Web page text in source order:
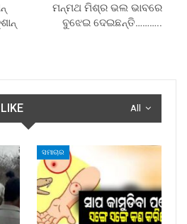
ମନ୍ମଥ ମିଶ୍ର ଭଲ ଭାବରେ
ବୁଝେଇ ଦେଇଛନ୍ତି………..
All
ସମାଚାର